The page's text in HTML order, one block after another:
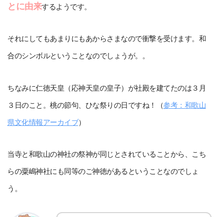
とに由来するようです。
それにしてもあまりにもあからさまなので衝撃を受けます。和
合のシンボルということなのでしょうが。。
ちなみに仁徳天皇（応神天皇の皇子）が社殿を建てたのは３月
３日のこと。桃の節句、ひな祭りの日ですね！（参考：和歌山
県文化情報アーカイブ）
当寺と和歌山の神社の祭神が同じとされていることから、こち
らの粟嶋神社にも同等のご神徳があるということなのでしょ
う。